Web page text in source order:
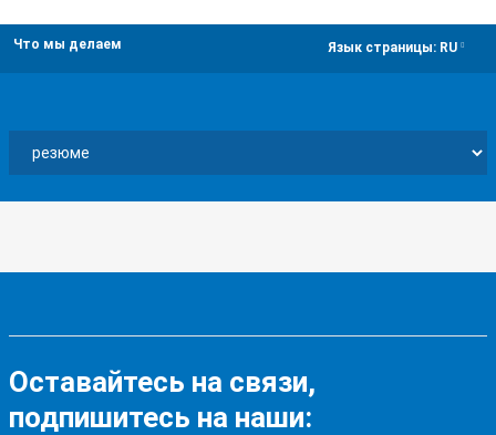
Что мы делаем Язык страницы: RU
Оставайтесь на связи,
подпишитесь на наши: